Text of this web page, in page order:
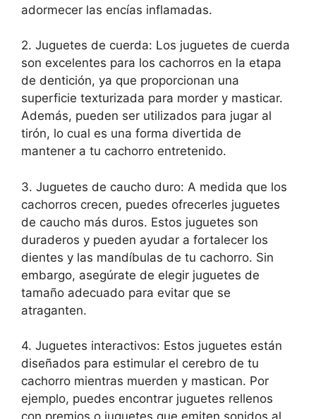
adormecer las encías inflamadas.
2. Juguetes de cuerda: Los juguetes de cuerda
son excelentes para los cachorros en la etapa
de dentición, ya que proporcionan una
superficie texturizada para morder y masticar.
Además, pueden ser utilizados para jugar al
tirón, lo cual es una forma divertida de
mantener a tu cachorro entretenido.
3. Juguetes de caucho duro: A medida que los
cachorros crecen, puedes ofrecerles juguetes
de caucho más duros. Estos juguetes son
duraderos y pueden ayudar a fortalecer los
dientes y las mandíbulas de tu cachorro. Sin
embargo, asegúrate de elegir juguetes de
tamaño adecuado para evitar que se
atraganten.
4. Juguetes interactivos: Estos juguetes están
diseñados para estimular el cerebro de tu
cachorro mientras muerden y mastican. Por
ejemplo, puedes encontrar juguetes rellenos